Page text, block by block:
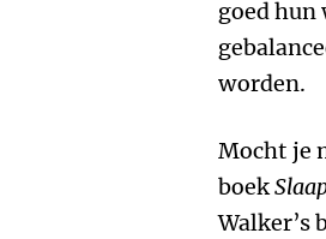
goed hun
worden.
Mocht je
boek
Walker’s